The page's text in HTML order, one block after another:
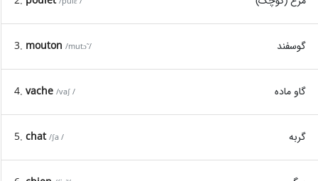
3. mouton /mutɔ̃ / گوسفند
4. vache /vaʃ / گاو ماده
5. chat /ʃa / گربه